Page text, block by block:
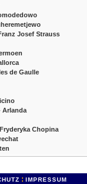
Josef Strauss
de Gaulle
Arlanda
Chopina
: IMPRESSUM